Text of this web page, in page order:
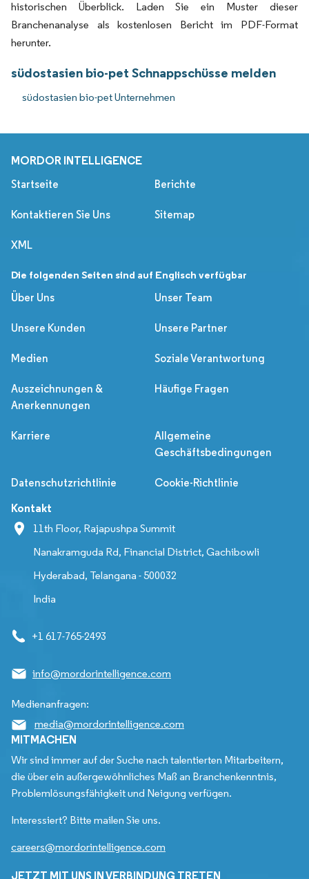
historischen Überblick. Laden Sie ein Muster dieser
Branchenanalyse als kostenlosen Bericht im PDF-Format
herunter.
südostasien bio-pet Schnappschüsse melden
südostasien bio-pet Unternehmen
MORDOR INTELLIGENCE
Startseite Berichte
Kontaktieren Sie Uns Sitemap
XML
Die folgenden Seiten sind auf Englisch verfügbar
Über Uns
Unser Team
Unsere Kunden Unsere Partner
Medien Soziale Verantwortung
Auszeichnungen &
Anerkennungen
Häufige Fragen
Karriere
Allgemeine
Geschäftsbedingungen
Datenschutzrichtlinie Cookie-Richtlinie
Kontakt
11th Floor, Rajapushpa Summit
Nanakramguda Rd, Financial District, Gachibowli
Hyderabad, Telangana - 500032
India
+1 617-765-2493
info@mordorintelligence.com
Medienanfragen:
media@mordorintelligence.com
MITMACHEN
Wir sind immer auf der Suche nach talentierten Mitarbeitern,
die über ein außergewöhnliches Maß an Branchenkenntnis,
Problemlösungsfähigkeit und Neigung verfügen.
Interessiert? Bitte mailen Sie uns.
careers@mordorintelligence.com
JETZT MIT UNS IN VERBINDUNG TRETEN